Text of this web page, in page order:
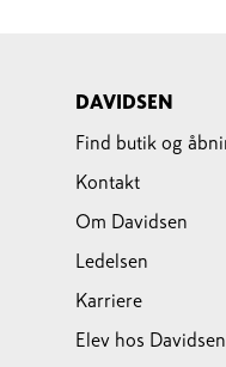
DAVIDSEN
Find butik og
Kontakt
Om Davidsen
Ledelsen
Karriere
Elev hos Davidsen